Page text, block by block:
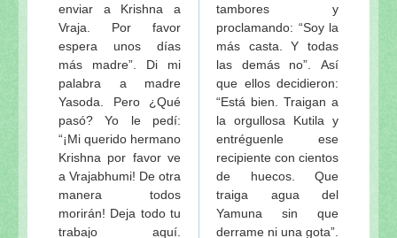
enviar a Krishna a
Vraja. Por favor
espera unos días
más madre”. Di mi
palabra a madre
Yasoda. Pero ¿Qué
pasó? Yo le pedí:
“¡Mi querido hermano
Krishna por favor ve
a Vrajabhumi! De otra
manera todos
morirán! Deja todo tu
trabajo aquí.
tambores y
proclamando: “Soy la
más casta. Y todas
las demás no”. Así
que ellos decidieron:
“Está bien. Traigan a
la orgullosa Kutila y
entréguenle ese
recipiente con cientos
de huecos. Que
traiga agua del
Yamuna sin que
derrame ni una gota”.